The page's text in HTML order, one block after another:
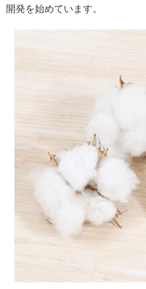
開発を始めています。